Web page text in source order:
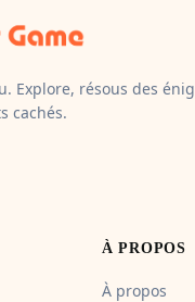
Explore, résous des
cachés.
À PROPOS
À propos